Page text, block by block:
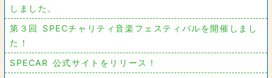
しました。
第３回 SPECチャリティ音楽フェスティバルを開催しまし
た！
SPECAR 公式サイトをリリース！